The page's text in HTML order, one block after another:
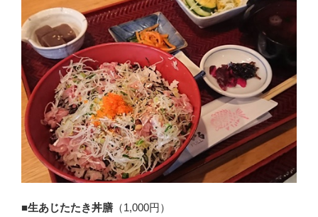
■生あじたたき丼膳 （1,000円）